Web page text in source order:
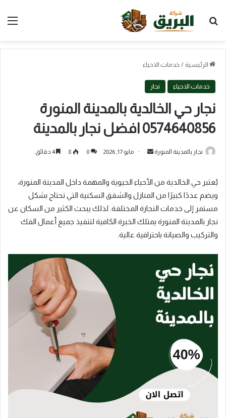
بحث عن
الرئيسية / خدمات الاحياء
خدمات الاحياء نجار
نجار حي الخالدية بالمدينة المنورة
0574640856 افضل نجار بالمدينة
نجار بالمدينة المنورة
أرسلمايو 17, 2026 0
8 4 دقائق
يُعتبر حي الخالدية من الأحياء الحيوية والمهمة داخل المدينة المنورة،
ويضم عددًا كبيرًا من المنازل والشقق السكنية التي تحتاج بشكل
مستمر إلى خدمات النجارة المختلفة. لذلك يبحث الكثير من السكان عن
نجار بالمدينة المنورة يمتلك الخبرة الكافية لتنفيذ جميع أعمال الفك
والتركيب والصيانة باحترافية عالية.